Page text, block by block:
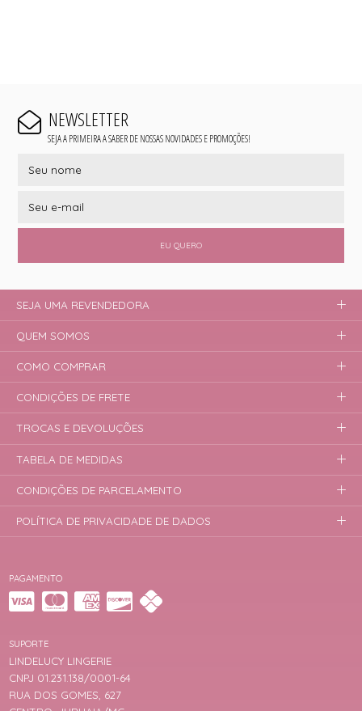
NEWSLETTER
SEJA A PRIMEIRA A SABER DE NOSSAS NOVIDADES E PROMOÇÕES!
EU QUERO
PAGAMENTO
SUPORTE
LINDELUCY LINGERIE
CNPJ 01.231.138/0001-64
RUA DOS GOMES, 627
SEJA UMA REVENDEDORA
QUEM SOMOS
COMO COMPRAR
CONDIÇÕES DE FRETE
TROCAS E DEVOLUÇÕES
TABELA DE MEDIDAS
CONDIÇÕES DE PARCELAMENTO
POLÍTICA DE PRIVACIDADE DE DADOS